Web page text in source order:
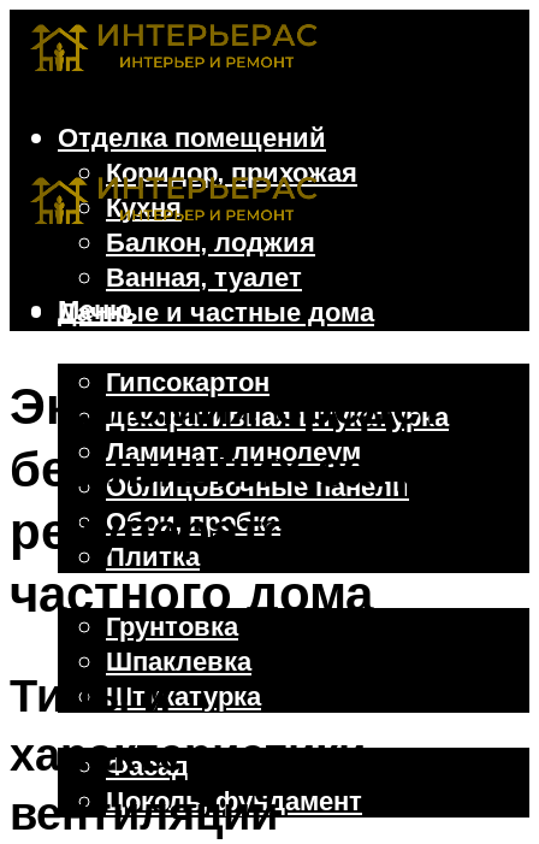
Отделка помещений
Коридор, прихожая
Кухня
Балкон, лоджия
Ванная, туалет
Дачные и частные дома
Гипсокартон
Декоративная штукатурка
Ламинат, линолеум
Облицовочные панели
Обои, пробка
Плитка
Отделочные работы
Грунтовка
Шпаклевка
Штукатурка
Фасад
Цоколь, фундамент
Меню
Экономия средств
без лишних затрат:
рекуператор для
частного дома
Типы и
характеристики
вентиляций